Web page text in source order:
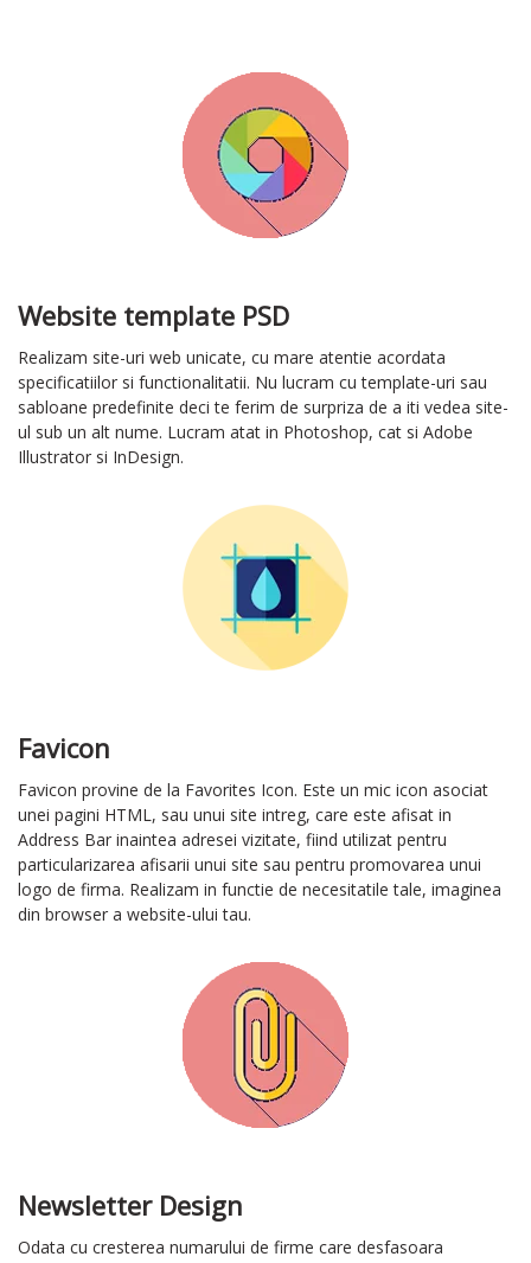
Website template PSD
Realizam site-uri web unicate, cu mare atentie acordata
specificatiilor si functionalitatii. Nu lucram cu template-uri sau
sabloane predefinite deci te ferim de surpriza de a iti vedea site-
ul sub un alt nume. Lucram atat in Photoshop, cat si Adobe
Illustrator si InDesign.
Favicon
Favicon provine de la Favorites Icon. Este un mic icon asociat
unei pagini HTML, sau unui site intreg, care este afisat in
Address Bar inaintea adresei vizitate, fiind utilizat pentru
particularizarea afisarii unui site sau pentru promovarea unui
logo de firma. Realizam in functie de necesitatile tale, imaginea
din browser a website-ului tau.
Newsletter Design
Odata cu cresterea numarului de firme care desfasoara